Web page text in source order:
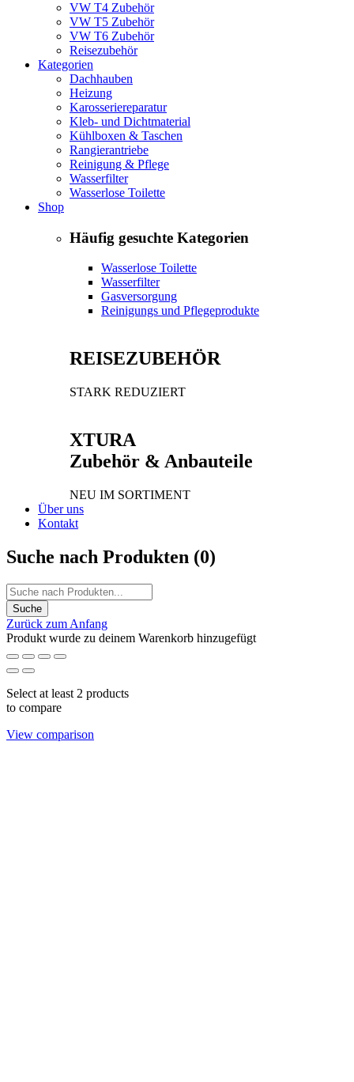
VW T4 Zubehör
VW T5 Zubehör
VW T6 Zubehör
Reisezubehör
Kategorien
Dachhauben
Heizung
Karosseriereparatur
Kleb- und Dichtmaterial
Kühlboxen & Taschen
Rangierantriebe
Reinigung & Pflege
Wasserfilter
Wasserlose Toilette
Shop
Häufig gesuchte Kategorien
Wasserlose Toilette
Wasserfilter
Gasversorgung
Reinigungs und Pflegeprodukte
REISEZUBEHÖR
STARK REDUZIERT
XTURA
Zubehör & Anbauteile
NEU IM SORTIMENT
Über uns
Kontakt
Suche nach Produkten (0)
Zurück zum Anfang
Produkt wurde zu deinem Warenkorb hinzugefügt
Select at least 2 products
to compare
View comparison